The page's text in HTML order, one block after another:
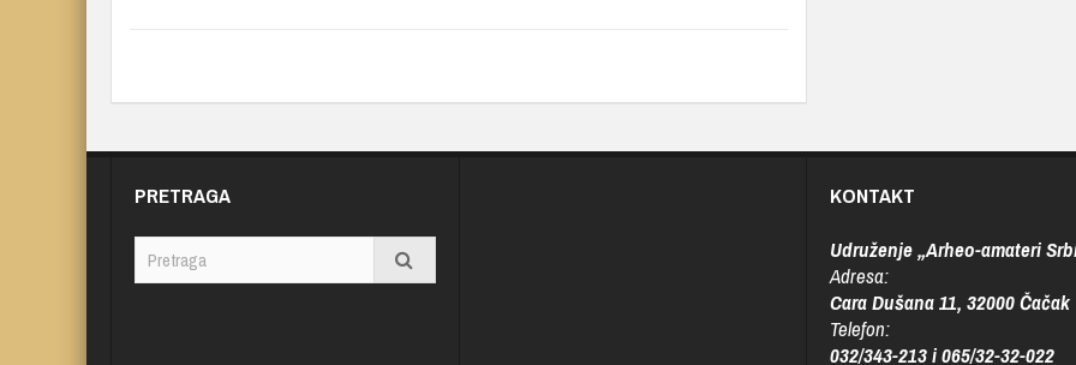
PRETRAGA
KONTAKT
Udruženje „Arheo-amateri
Adresa:
Cara Dušana 11, 32000 Čačak
Telefon:
032/343-213 i 065/32-32-022